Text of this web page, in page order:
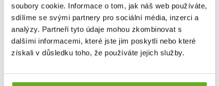
soubory cookie. Informace o tom, jak náš web používáte,
sdílíme se svými partnery pro sociální média, inzerci a
analýzy. Partneři tyto údaje mohou zkombinovat s
dalšími informacemi, které jste jim poskytli nebo které
získali v důsledku toho, že používáte jejich služby.
Bewerten Sie das Produkt